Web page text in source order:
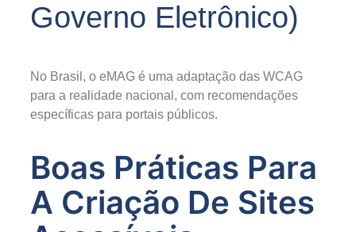
Governo Eletrônico)
No Brasil, o eMAG é uma adaptação das WCAG
para a realidade nacional, com recomendações
específicas para portais públicos.
Boas Práticas Para
A Criação De Sites